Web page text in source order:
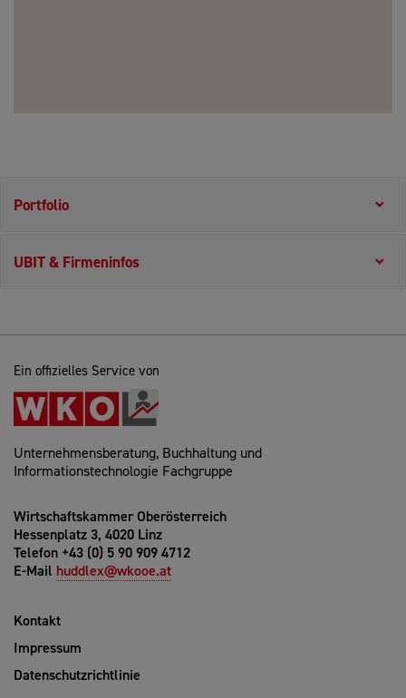
Portfolio
UBIT & Firmeninfos
Ein offizielles Service von
Unternehmensberatung, Buchhaltung und
Informationstechnologie Fachgruppe
Wirtschaftskammer Oberösterreich
Hessenplatz 3, 4020 Linz
Telefon +43 (0) 5 90 909 4712
E-Mail huddlex@wkooe.at
Kontakt
Impressum
Datenschutzrichtlinie